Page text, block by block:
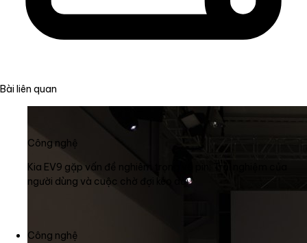
Bài liên quan
Công nghệ
Kia EV9 gặp vấn đề nghiêm trọng về pin: Trải nghiệm của
người dùng và cuộc chờ đợi kéo dài
Công nghệ